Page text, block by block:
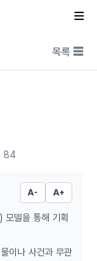
목록 ☰
84
A- A+
모델을 통해 기획
이나 사건과 무관